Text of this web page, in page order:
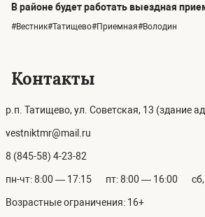
В районе будет работать выездная
#Вестник#Татищево#Приемная#Володин
Контакты
р.п. Татищево, ул. Советская, 13 (здание
vestniktmr@mail.ru
8 (845-58) 4-23-82
пн-чт: 8:00 — 17:15 пт: 8:00 — 16:00
Возрастные ограничения: 16+